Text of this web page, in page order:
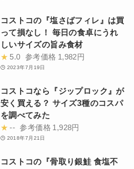
コストコの『塩さばフィレ』は買
って損なし！ 毎日の食卓にうれ
しいサイズの旨み食材
★ 5.0 参考価格 1,982円
2023年7月19日
コストコなら『ジップロック』が
安く買える？ サイズ3種のコスパ
を調べてみた
★ -- 参考価格 1,928円
2018年7月21日
コストコの『骨取り銀鮭 食塩不